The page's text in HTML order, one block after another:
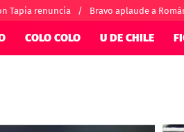
Tapia renuncia Bravo aplaude a
COLO COLO U DE CHILE
Sudamericana
Europa League